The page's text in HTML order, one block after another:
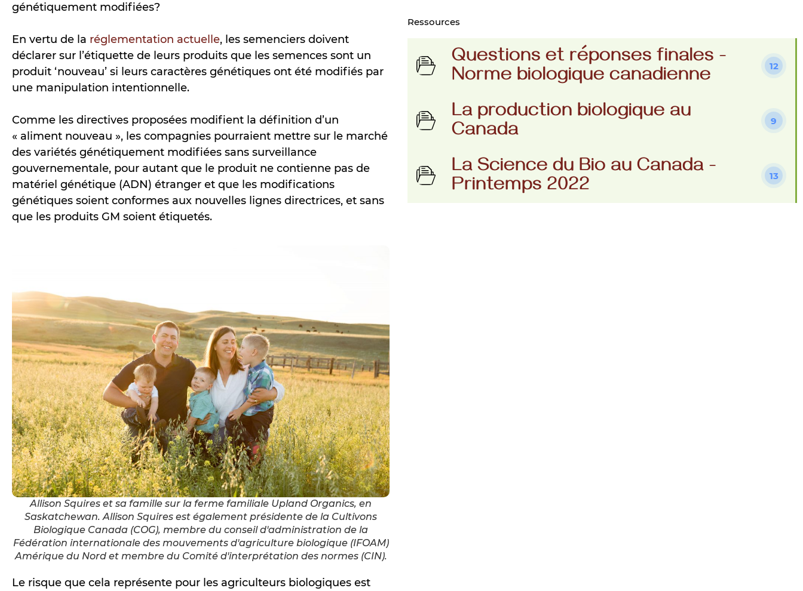
génétiquement modifiées?
En vertu de la réglementation actuelle, les semenciers doivent
déclarer sur l’étiquette de leurs produits que les semences sont un
produit ‘nouveau’ si leurs caractères génétiques ont été modifiés par
une manipulation intentionnelle.
Comme les directives proposées modifient la définition d’un
« aliment nouveau », les compagnies pourraient mettre sur le marché
des variétés génétiquement modifiées sans surveillance
gouvernementale, pour autant que le produit ne contienne pas de
matériel génétique (ADN) étranger et que les modifications
génétiques soient conformes aux nouvelles lignes directrices, et sans
que les produits GM soient étiquetés.
Allison Squires et sa famille sur la ferme familiale Upland Organics, en
Saskatchewan. Allison Squires est également présidente de la Cultivons
Biologique Canada (COG), membre du conseil d'administration de la
Fédération internationale des mouvements d'agriculture biologique (IFOAM)
Amérique du Nord et membre du Comité d'interprétation des normes (CIN).
Le risque que cela représente pour les agriculteurs biologiques est
Ressources
Questions et réponses finales -
Norme biologique canadienne
12
La production biologique au
Canada
9
La Science du Bio au Canada -
Printemps 2022
13